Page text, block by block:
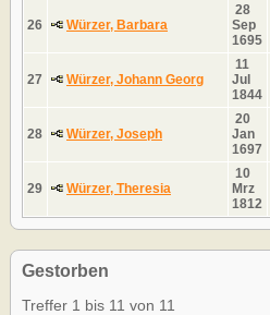
26 Würzer, Barbara
28
Sep
1695
27 Würzer, Johann Georg
11
Jul
1844
28 Würzer, Joseph
20
Jan
1697
29 Würzer, Theresia
10
Mrz
1812
Gestorben
Treffer 1 bis 11 von 11